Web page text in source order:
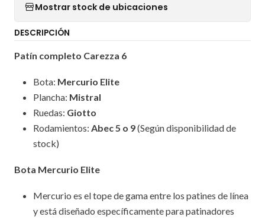
Mostrar stock de ubicaciones
DESCRIPCIÓN
Patín completo Carezza 6
Bota: Mercurio Elite
Plancha: Mistral
Ruedas: Giotto
Rodamientos: Abec 5 o 9(Según disponibilidad de
stock)
Bota Mercurio Elite
Mercurio es el tope de gama entre los patines de línea
y está diseñado específicamente para patinadores